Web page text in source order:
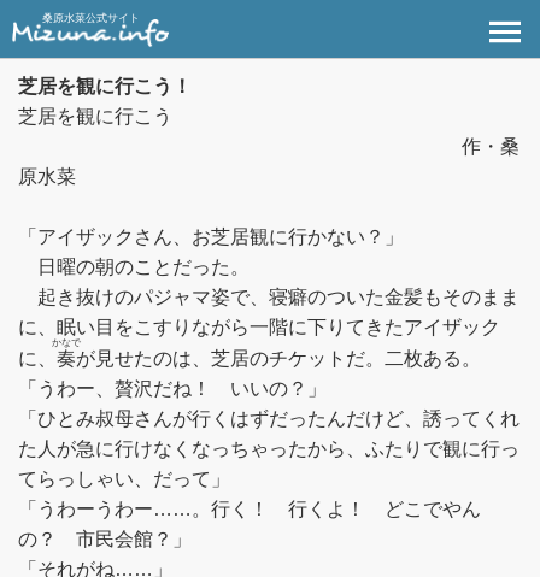
桑原水菜公式サイト
芝居を観に行こう！
芝居を観に行こう
作・桑
原水菜
「アイザックさん、お芝居観に行かない？」
日曜の朝のことだった。
起き抜けのパジャマ姿で、寝癖のついた金髪もそのまま
に、眠い目をこすりながら一階に下りてきたアイザック
に、 奏
かなで
が見せたのは、芝居のチケットだ。二枚ある。
「うわー、贅沢だね！ いいの？」
「ひとみ叔母さんが行くはずだったんだけど、誘ってくれ
た人が急に行けなくなっちゃったから、ふたりで観に行っ
てらっしゃい、だって」
「うわーうわー……。行く！ 行くよ！ どこでやん
の？ 市民会館？」
「それがね……」